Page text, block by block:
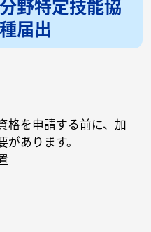
野特定技能協
届出
格を申請する前に、加
があります。